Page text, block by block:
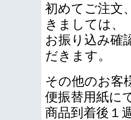
初めてご注文
きましては、
お振り込み確
だきます。
その他のお客
便振替用紙に
商品到着後１